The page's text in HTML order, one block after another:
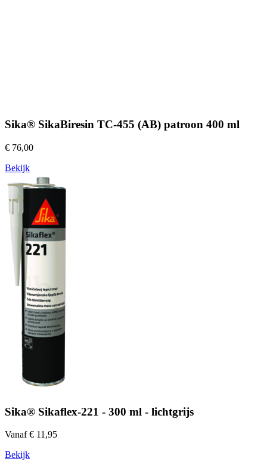
Sika® SikaBiresin TC-455 (AB) patroon 400 ml
€ 76,00
Bekijk
Sika® Sikaflex-221 - 300 ml - lichtgrijs
Vanaf € 11,95
Bekijk